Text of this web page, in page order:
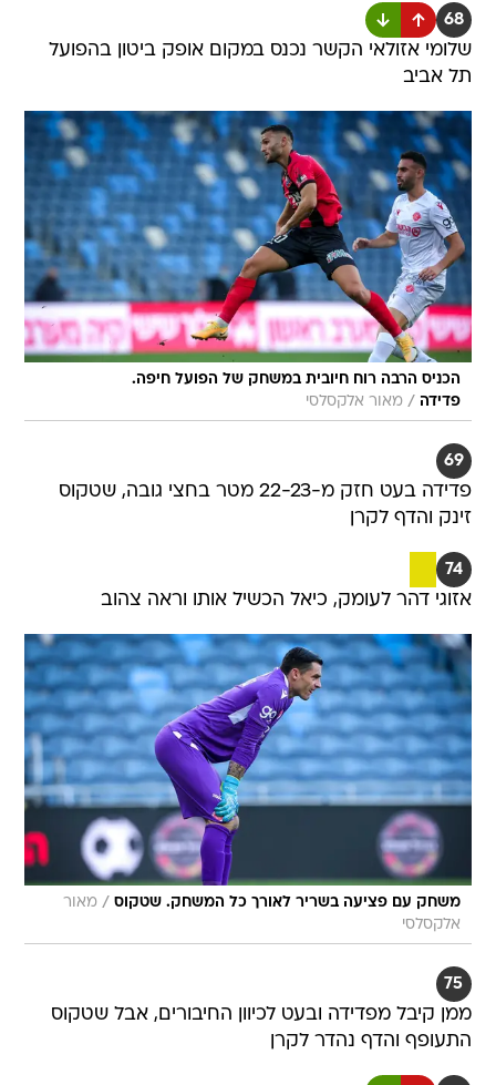
68
שלומי אזולאי הקשר נכנס במקום אופק ביטון בהפועל
תל אביב
הכניס הרבה רוח חיובית במשחק של הפועל חיפה.
פדידה / מאור אלקסלסי
69
פדידה בעט חזק מ-22-23 מטר בחצי גובה, שטקוס
זינק והדף לקרן
74
אזוגי דהר לעומק, כיאל הכשיל אותו וראה צהוב
משחק עם פציעה בשריר לאורך כל המשחק. שטקוס / מאור
אלקסלסי
75
ממן קיבל מפדידה ובעט לכיוון החיבורים, אבל שטקוס
התעופף והדף נהדר לקרן